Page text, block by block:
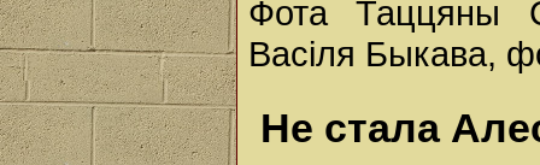
Фота Таццяны
Васіля Быкава,
Не стала